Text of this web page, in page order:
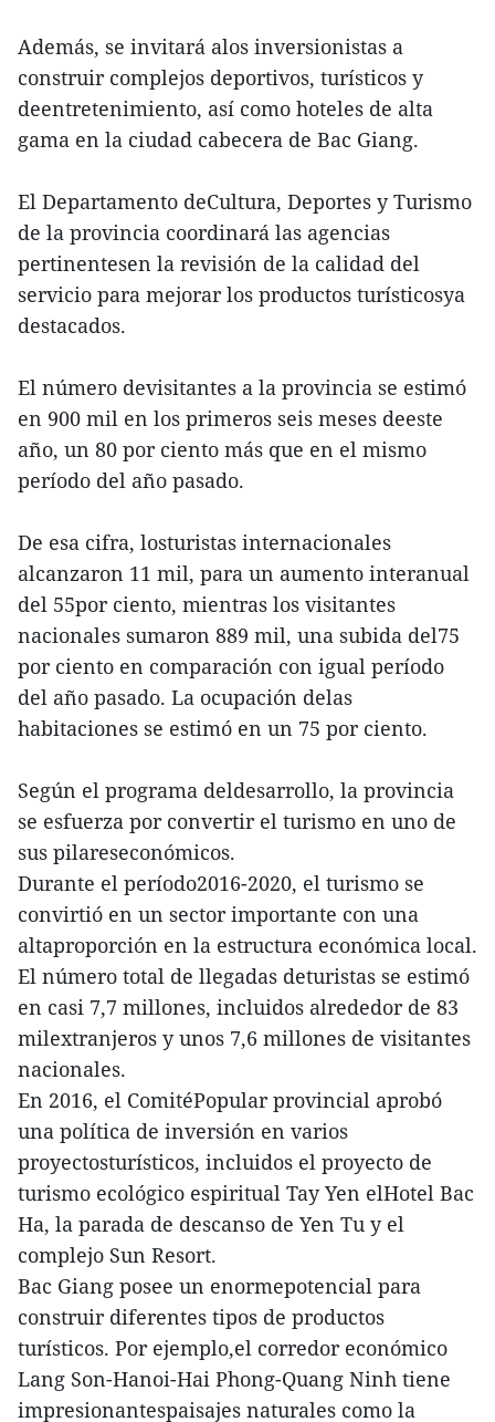
Además, se invitará alos inversionistas a
construir complejos deportivos, turísticos y
deentretenimiento, así como hoteles de alta
gama en la ciudad cabecera de Bac Giang.
El Departamento deCultura, Deportes y Turismo
de la provincia coordinará las agencias
pertinentesen la revisión de la calidad del
servicio para mejorar los productos turísticosya
destacados.
El número devisitantes a la provincia se estimó
en 900 mil en los primeros seis meses deeste
año, un 80 por ciento más que en el mismo
período del año pasado.
De esa cifra, losturistas internacionales
alcanzaron 11 mil, para un aumento interanual
del 55por ciento, mientras los visitantes
nacionales sumaron 889 mil, una subida del75
por ciento en comparación con igual período
del año pasado. La ocupación delas
habitaciones se estimó en un 75 por ciento.
Según el programa deldesarrollo, la provincia
se esfuerza por convertir el turismo en uno de
sus pilareseconómicos.
Durante el período2016-2020, el turismo se
convirtió en un sector importante con una
altaproporción en la estructura económica local.
El número total de llegadas deturistas se estimó
en casi 7,7 millones, incluidos alrededor de 83
milextranjeros y unos 7,6 millones de visitantes
nacionales.
En 2016, el ComitéPopular provincial aprobó
una política de inversión en varios
proyectosturísticos, incluidos el proyecto de
turismo ecológico espiritual Tay Yen elHotel Bac
Ha, la parada de descanso de Yen Tu y el
complejo Sun Resort.
Bac Giang posee un enormepotencial para
construir diferentes tipos de productos
turísticos. Por ejemplo,el corredor económico
Lang Son-Hanoi-Hai Phong-Quang Ninh tiene
impresionantespaisajes naturales como la